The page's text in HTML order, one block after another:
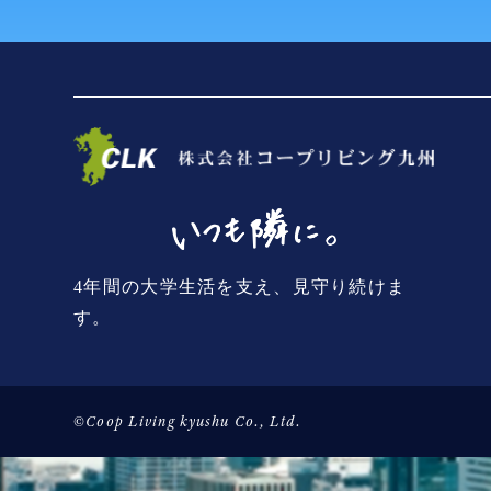
4年間の大学生活を支え、見守り続けま
す。
©Coop Living kyushu Co., Ltd.